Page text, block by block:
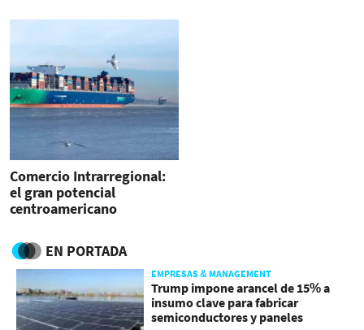
Comercio Intrarregional:
el gran potencial
centroamericano
EN PORTADA
EMPRESAS & MANAGEMENT
Trump impone arancel de 15% a
insumo clave para fabricar
semiconductores y paneles